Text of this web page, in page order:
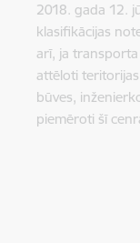
2018. gada 12.
klasifikācijas
arī, ja
attēloti
būves,
piemēroti šī